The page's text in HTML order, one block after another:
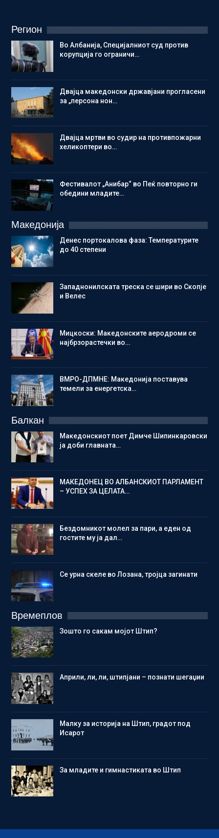
Регион
Во Албанија, Специјалниот суд против
корупција го ограничи…
Двајца македонски државјани прогласени
за „персона нон…
Двајца мртви во судир на противпожарни
хеликоптери во…
Фестивалот „Анибар“ во Пеќ повторно ги
обедини младите…
Македонија
Денес портокалова фаза: Температурите
до 40 степени
Западнонилската треска се шири во Скопје
и Велес
Мицкоски: Македонските аеродроми се
најбрзорастечки во…
ВМРО-ДПМНЕ: Македонија поставува
темели за енергетска…
Балкан
Македонскиот поет Димче Шипинкаровски
ја доби главната…
МАКЕДОНЕЦ ВО АЛБАНСКИОТ ПАРЛАМЕНТ
– УСПЕХ ЗА ЦЕЛАТА…
Бездомникот молел за пари, а еден од
гостите му ја дал…
Се урна скеле во Лозана, тројца загинати
Времеплов
Зошто го сакам мојот Штип?
Aприли, ли, ли, штипјани – познати шегаџии
Малку за историја на Штип, градот под
Исарот
Зa младите и гимнастиката во Штип